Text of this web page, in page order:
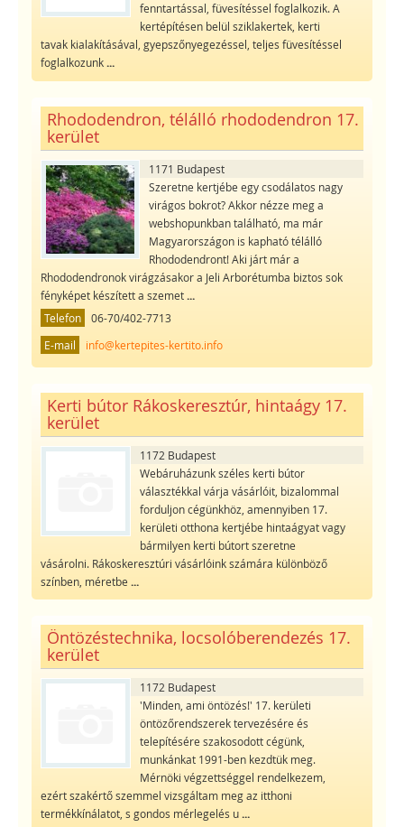
fenntartással, füvesítéssel foglalkozik. A
kertépítésen belül sziklakertek, kerti
tavak kialakításával, gyepszőnyegezéssel, teljes füvesítéssel
foglalkozunk...
Rhododendron, télálló rhododendron 17.
kerület
1171 Budapest
Szeretne kertjébe egy csodálatos nagy
virágos bokrot? Akkor nézze meg a
webshopunkban található, ma már
Magyarországon is kapható télálló
Rhododendront! Aki járt már a
Rhododendronok virágzásakor a Jeli Arborétumba biztos sok
fényképet készített a szemet...
Telefon
06-70/402-7713
E-mail
info@kertepites-kertito.info
Kerti bútor Rákoskeresztúr, hintaágy 17.
kerület
1172 Budapest
Webáruházunk széles kerti bútor
választékkal várja vásárlóit, bizalommal
forduljon cégünkhöz, amennyiben 17.
kerületi otthona kertjébe hintaágyat vagy
bármilyen kerti bútort szeretne
vásárolni. Rákoskeresztúri vásárlóink számára különböző
színben, méretbe ...
Öntözéstechnika, locsolóberendezés 17.
kerület
1172 Budapest
'Minden, ami öntözés!' 17. kerületi
öntözőrendszerek tervezésére és
telepítésére szakosodott cégünk,
munkánkat 1991-ben kezdtük meg.
Mérnöki végzettséggel rendelkezem,
ezért szakértő szemmel vizsgáltam meg az itthoni
termékkínálatot, s gondos mérlegelés u...